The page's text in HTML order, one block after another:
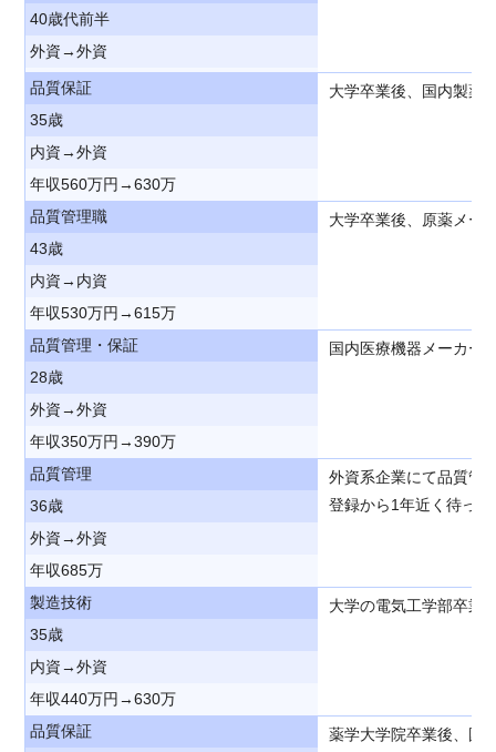
40歳代前半
外資→外資
品質保証
大学卒業後、国内製薬
35歳
内資→外資
年収560万円→630万
品質管理職
大学卒業後、原薬メー
43歳
内資→内資
年収530万円→615万
品質管理・保証
国内医療機器メーカー
28歳
外資→外資
年収350万円→390万
品質管理
外資系企業にて品質管
登録から1年近く待っ
36歳
外資→外資
年収685万
製造技術
大学の電気工学部卒業
35歳
内資→外資
年収440万円→630万
品質保証
薬学大学院卒業後、国